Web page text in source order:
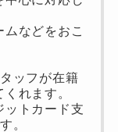
などをおこ
ッフが在籍
れます。
ットカード支
。